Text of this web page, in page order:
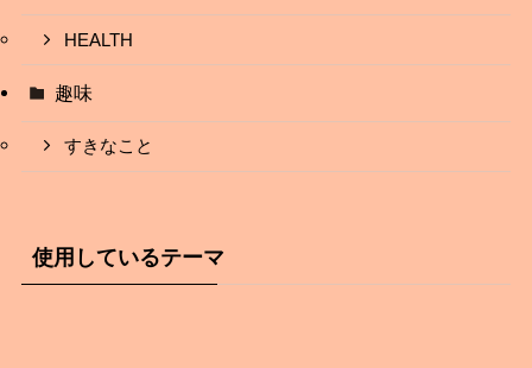
HEALTH
趣味
すきなこと
使用しているテーマ